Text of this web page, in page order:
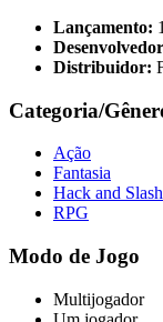
Lançamento:
Distribuidor:
Categoria/
Ação
Fantasia
Hack and Slash
RPG
Modo de Jogo
Multijogador